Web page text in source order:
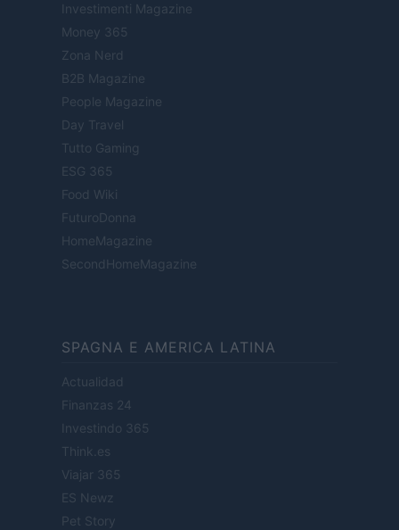
Investimenti Magazine
Money 365
Zona Nerd
B2B Magazine
People Magazine
Day Travel
Tutto Gaming
ESG 365
Food Wiki
FuturoDonna
HomeMagazine
SecondHomeMagazine
SPAGNA E AMERICA LATINA
Actualidad
Finanzas 24
Investindo 365
Think.es
Viajar 365
ES Newz
Pet Story